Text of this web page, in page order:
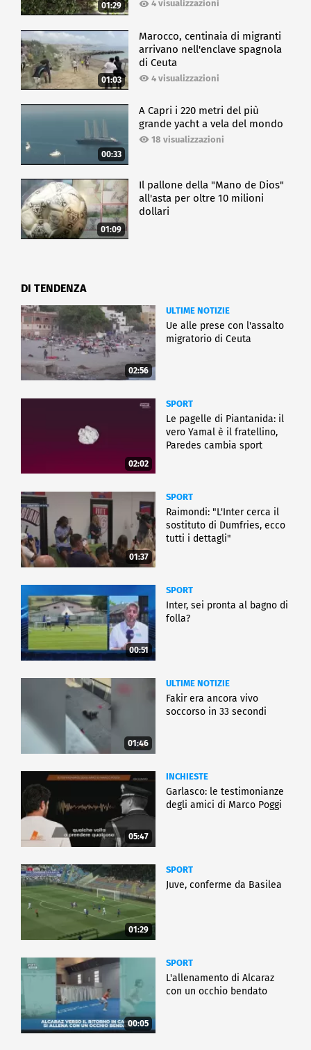
01:29 4 visualizzazioni
01:03
Marocco, centinaia di migranti
arrivano nell'enclave spagnola
di Ceuta
4 visualizzazioni
00:33
A Capri i 220 metri del più
grande yacht a vela del mondo
18 visualizzazioni
01:09
Il pallone della "Mano de Dios"
all'asta per oltre 10 milioni
dollari
DI TENDENZA
02:56
ULTIME NOTIZIE
Ue alle prese con l'assalto
migratorio di Ceuta
02:02
SPORT
Le pagelle di Piantanida: il
vero Yamal è il fratellino,
Paredes cambia sport
01:37
SPORT
Raimondi: "L'Inter cerca il
sostituto di Dumfries, ecco
tutti i dettagli"
00:51
SPORT
Inter, sei pronta al bagno di
folla?
01:46
ULTIME NOTIZIE
Fakir era ancora vivo
soccorso in 33 secondi
05:47
INCHIESTE
Garlasco: le testimonianze
degli amici di Marco Poggi
01:29
SPORT
Juve, conferme da Basilea
00:05
SPORT
L'allenamento di Alcaraz
con un occhio bendato